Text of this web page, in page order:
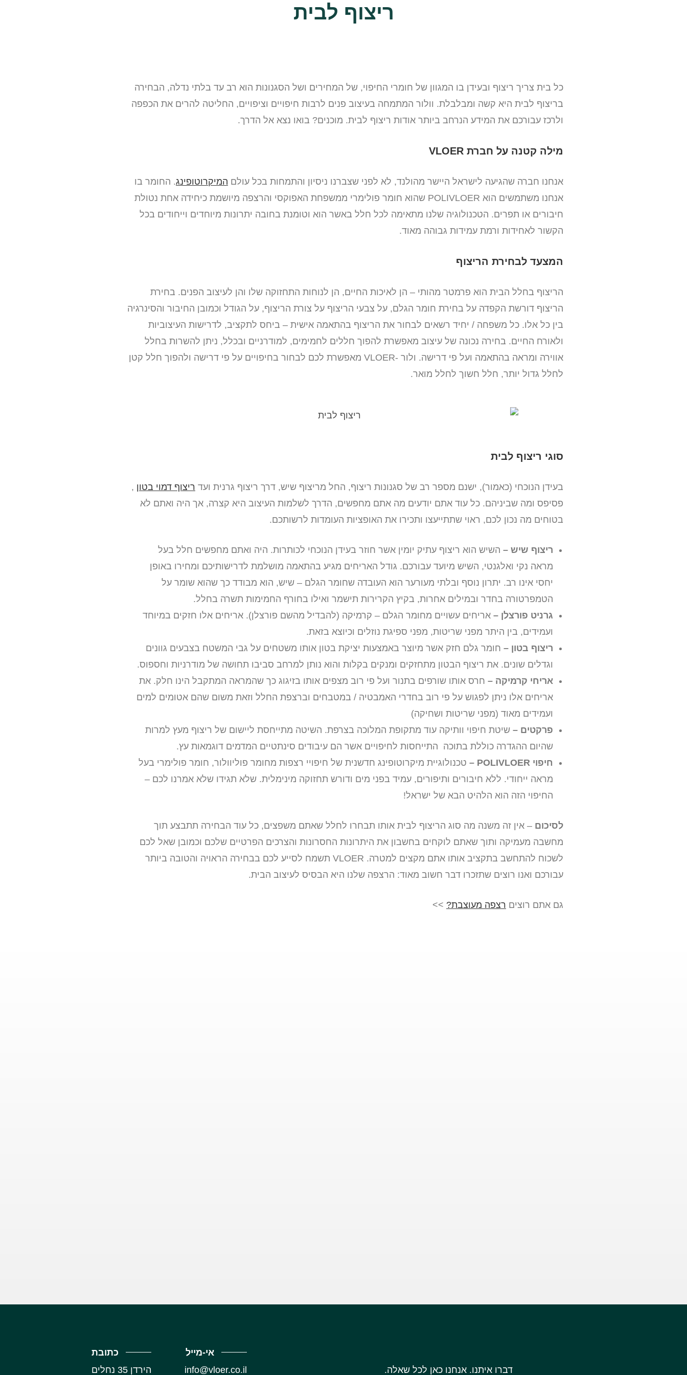
ריצוף לבית
כל בית צריך ריצוף ובעידן בו המגוון של חומרי החיפוי, של המחירים ושל הסגנונות הוא רב עד בלתי נדלה, הבחירה
בריצוף לבית היא קשה ומבלבלת. וולור המתמחה בעיצוב פנים לרבות חיפויים וציפויים, החליטה להרים את הכפפה
ולרכז עבורכם את המידע הנרחב ביותר אודות ריצוף לבית. מוכנים? בואו נצא אל הדרך.
מילה קטנה על חברת VLOER
אנחנו חברה שהגיעה לישראל היישר מהולנד, לא לפני שצברנו ניסיון והתמחות בכל עולם המיקרוטופינג. החומר בו
אנחנו משתמשים הוא POLIVLOER שהוא חומר פולימרי ממשפחת האפוקסי והרצפה מיושמת כיחידה אחת נטולת
חיבורים או תפרים. הטכנולוגיה שלנו מתאימה לכל חלל באשר הוא וטומנת בחובה יתרונות מיוחדים וייחודים בכל
הקשור לאחידות ורמת עמידות גבוהה מאוד.
המצעד לבחירת הריצוף
הריצוף בחלל הבית הוא פרמטר מהותי – הן לאיכות החיים, הן לנוחות התחזוקה שלו והן לעיצוב הפנים. בחירת
הריצוף דורשת הקפדה על בחירת חומר הגלם, על צבעי הריצוף על צורת הריצוף, על הגודל וכמובן החיבור והסינרגיה
בין כל אלו. כל משפחה / יחיד רשאים לבחור את הריצוף בהתאמה אישית – ביחס לתקציב, לדרישות העיצוביות
ולאורח החיים. בחירה נכונה של עיצוב מאפשרת להפוך חללים לחמימים, למודרניים ובכלל, ניתן להשרות בחלל
אווירה ומראה בהתאמה ועל פי דרישה. ולור -VLOER מאפשרת לכם לבחור בחיפויים על פי דרישה ולהפוך חלל קטן
לחלל גדול יותר, חלל חשוך לחלל מואר.
סוגי ריצוף לבית
בעידן הנוכחי (כאמור), ישנם מספר רב של סגנונות ריצוף, החל מריצוף שיש, דרך ריצוף גרנית ועד ריצוף דמוי בטון ,
פסיפס ומה שביניהם. כל עוד אתם יודעים מה אתם מחפשים, הדרך לשלמות העיצוב היא קצרה, אך היה ואתם לא
בטוחים מה נכון לכם, ראוי שתתייעצו ותכירו את האופציות העומדות לרשותכם.
ריצוף שיש – השיש הוא ריצוף עתיק יומין אשר חוזר בעידן הנוכחי לכותרות. היה ואתם מחפשים חלל בעל
מראה נקי ואלגנטי, השיש מיועד עבורכם. גודל האריחים מגיע בהתאמה מושלמת לדרישותיכם ומחירו באופן
יחסי אינו רב. יתרון נוסף ובלתי מעורער הוא העובדה שחומר הגלם – שיש, הוא מבודד כך שהוא שומר על
הטמפרטורה בחדר ובמילים אחרות, בקיץ הקרירות תישמר ואילו בחורף החמימות תשרה בחלל.
גרניט פורצלן – אריחים עשויים מחומר הגלם – קרמיקה (להבדיל מהשם פורצלן). אריחים אלו חזקים במיוחד
ועמידים, בין היתר מפני שריטות, מפני ספיגת נוזלים וכיוצא בזאת.
ריצוף בטון – חומר גלם חזק אשר מיוצר באמצעות יציקת בטון אותו משטחים על גבי המשטח בצבעים גוונים
וגדלים שונים. את ריצוף הבטון מתחזקים ומנקים בקלות והוא נותן למרחב סביבו תחושה של מודרניות וחספוס.
אריחי קרמיקה – חרס אותו שורפים בתנור ועל פי רוב מצפים אותו בזיגוג כך שהמראה המתקבל הינו חלק. את
אריחים אלו ניתן לפגוש על פי רוב בחדרי האמבטיה / במטבחים וברצפת החלל וזאת משום שהם אטומים למים
ועמידים מאוד (מפני שריטות ושחיקה)
פרקטים – שיטת חיפוי וותיקה עוד מתקופת המלוכה בצרפת. השיטה מתייחסת ליישום של ריצוף מעץ למרות
שהיום ההגדרה כוללת בתוכה התייחסות לחיפויים אשר הם עיבודים סינתטיים המדמים דוגמאות עץ.
חיפוי POLIVLOER –
טכנולוגיית מיקרוטופינג חדשנית של חיפויי רצפות מחומר פוליוולור, חומר פולימרי בעל
מראה ייחודי. ללא חיבורים ותיפורים, עמיד בפני מים ודורש תחזוקה מינימלית. שלא תגידו שלא אמרנו לכם –
החיפוי הזה הוא הלהיט הבא של ישראל!
לסיכום – אין זה משנה מה סוג הריצוף לבית אותו תבחרו לחלל שאתם משפצים, כל עוד הבחירה תתבצע תוך
מחשבה מעמיקה ותוך שאתם לוקחים בחשבון את היתרונות החסרונות והצרכים הפרטיים שלכם וכמובן שאל לכם
לשכוח להתחשב בתקציב אותו אתם מקצים למטרה. VLOER תשמח לסייע לכם בבחירה הראויה והטובה ביותר
עבורכם ואנו רוצים שתזכרו דבר חשוב מאוד: הרצפה שלנו היא הבסיס לעיצוב הבית.
גם אתם רוצים רצפה מעוצבת? >>
דברו איתנו. אנחנו כאן לכל שאלה.
אי-מייל
info@vloer.co.il
כתובת
‏הירדן 35 נחלים